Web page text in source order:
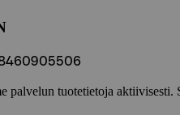
palvelun tuotetietoja aktiivisesti.